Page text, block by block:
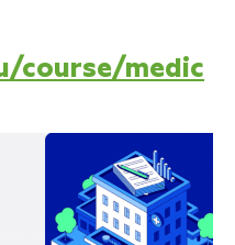
course/medic